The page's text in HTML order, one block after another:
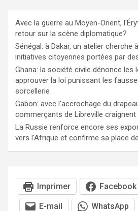
Avec la guerre au Moyen-Orient,
retour sur la scène diplomatique?
Sénégal: à Dakar, un atelier cherche
initiatives citoyennes portées par
Ghana: la société civile dénonce les
approuver la loi punissant les
sorcellerie
Gabon: avec l'accrochage du
commerçants de Libreville craignent
La Russie renforce encore ses
vers l'Afrique et confirme sa place
Imprimer Facebook
E-mail WhatsApp